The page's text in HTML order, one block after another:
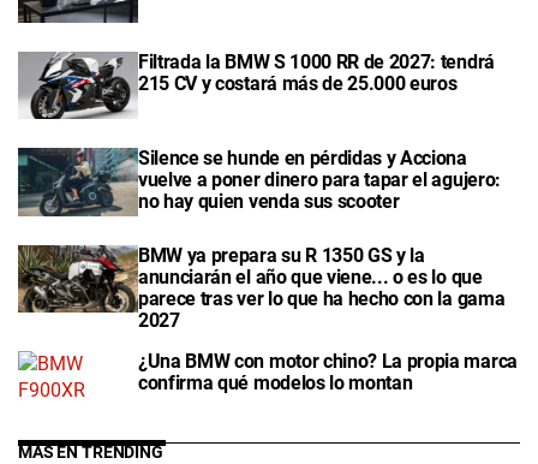
Filtrada la BMW S 1000 RR de 2027: tendrá
215 CV y costará más de 25.000 euros
Silence se hunde en pérdidas y Acciona
vuelve a poner dinero para tapar el agujero:
no hay quien venda sus scooter
BMW ya prepara su R 1350 GS y la
anunciarán el año que viene... o es lo que
parece tras ver lo que ha hecho con la gama
2027
¿Una BMW con motor chino? La propia marca
confirma qué modelos lo montan
MÁS EN TRENDING